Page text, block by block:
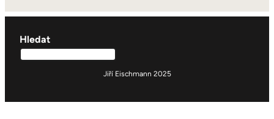
Hledat
Jiří Eischmann 2025